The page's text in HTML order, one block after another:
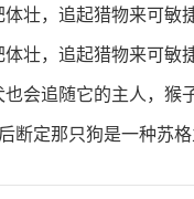
壮，追起猎物来可敏
壮，追起猎物来可敏
会追随它的主人，猴
断定那只狗是一种苏